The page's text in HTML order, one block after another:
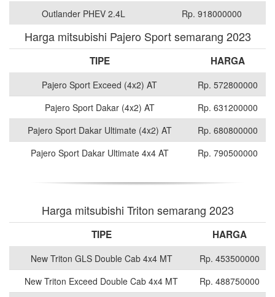
Outlander PHEV 2.4L Rp. 918000000
Harga mitsubishi Pajero Sport semarang 2023
TIPE HARGA
Pajero Sport Exceed (4x2) AT
Rp. 572800000
Pajero Sport Dakar (4x2) AT
Rp. 631200000
Pajero Sport Dakar Ultimate (4x2) AT
Rp. 680800000
Pajero Sport Dakar Ultimate 4x4 AT
Rp. 790500000
Harga mitsubishi Triton semarang 2023
TIPE HARGA
New Triton GLS Double Cab 4x4 MT
Rp. 453500000
New Triton Exceed Double Cab 4x4 MT
Rp. 488750000